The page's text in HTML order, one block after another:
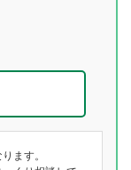
ます。